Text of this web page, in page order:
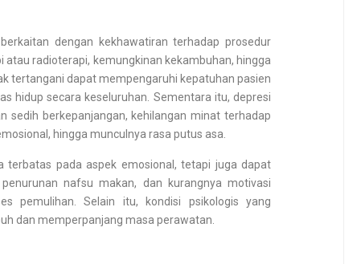
dengan kekhawatiran terhadap prosedur
radioterapi, kemungkinan kekambuhan, hingga
tertangani dapat mempengaruhi kepatuhan pasien
hidup secara keseluruhan. Sementara itu, depresi
sedih berkepanjangan, kehilangan minat terhadap
hingga munculnya rasa putus asa.
terbatas pada aspek emosional, tetapi juga dapat
nafsu makan, dan kurangnya motivasi
pemulihan. Selain itu, kondisi psikologis yang
dan memperpanjang masa perawatan.